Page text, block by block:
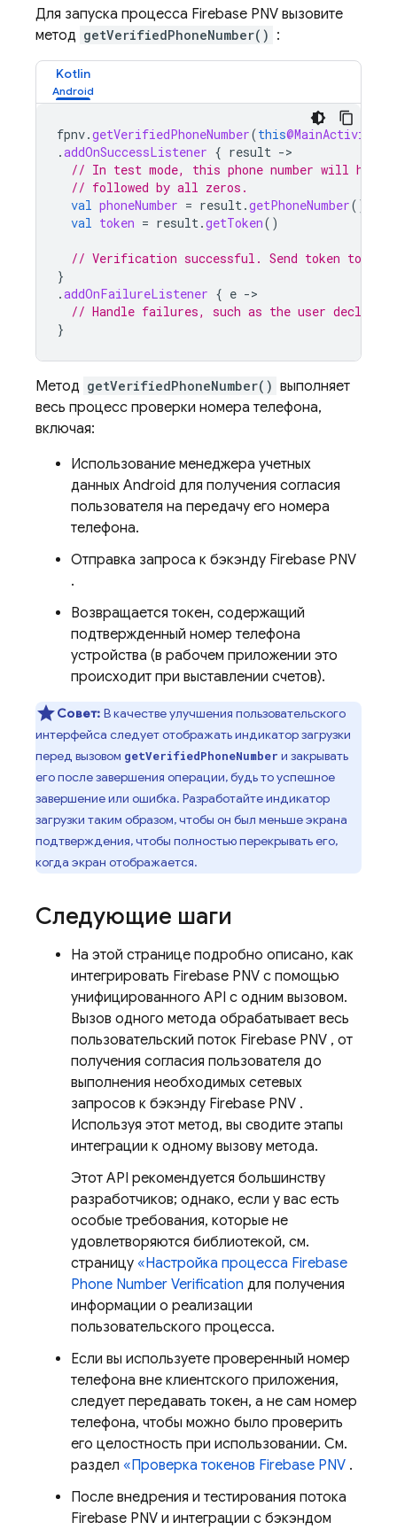
Для запуска процесса Firebase PNV вызовите
метод getVerifiedPhoneNumber() :
Kotlin
fpnv.getVerifiedPhoneNumber(this@MainActivity
.addOnSuccessListener { result -
// In test mode, this phone number will have
// followed by all zeros.
val phoneNumber = result.getPhoneNumber()
val token = result.getToken()
// Verification successful. Send token to your
}
.addOnFailureListener { e -
// Handle failures, such as the user
}
Метод getVerifiedPhoneNumber() выполняет
весь процесс проверки номера телефона,
включая:
Использование менеджера учетных
данных Android для получения согласия
пользователя на передачу его номера
телефона.
Отправка запроса к бэкэнду Firebase PNV
.
Возвращается токен, содержащий
подтвержденный номер телефона
устройства (в рабочем приложении это
происходит при выставлении счетов).
Совет: В качестве улучшения пользовательского
интерфейса следует отображать индикатор загрузки
перед вызовом getVerifiedPhoneNumber и закрывать
его после завершения операции, будь то успешное
завершение или ошибка. Разработайте индикатор
загрузки таким образом, чтобы он был меньше экрана
подтверждения, чтобы полностью перекрывать его,
когда экран отображается.
Следующие шаги
На этой странице подробно описано, как
интегрировать Firebase PNV с помощью
унифицированного API с одним вызовом.
Вызов одного метода обрабатывает весь
пользовательский поток Firebase PNV , от
получения согласия пользователя до
выполнения необходимых сетевых
запросов к бэкэнду Firebase PNV .
Используя этот метод, вы сводите этапы
интеграции к одному вызову метода.
Этот API рекомендуется большинству
разработчиков; однако, если у вас есть
особые требования, которые не
удовлетворяются библиотекой, см.
страницу «Настройка процесса Firebase
Phone Number Verification для получения
информации о реализации
пользовательского процесса.
Если вы используете проверенный номер
телефона вне клиентского приложения,
следует передавать токен, а не сам номер
телефона, чтобы можно было проверить
его целостность при использовании. См.
раздел «Проверка токенов Firebase PNV .
После внедрения и тестирования потока
Firebase PNV и интеграции с бэкэндом